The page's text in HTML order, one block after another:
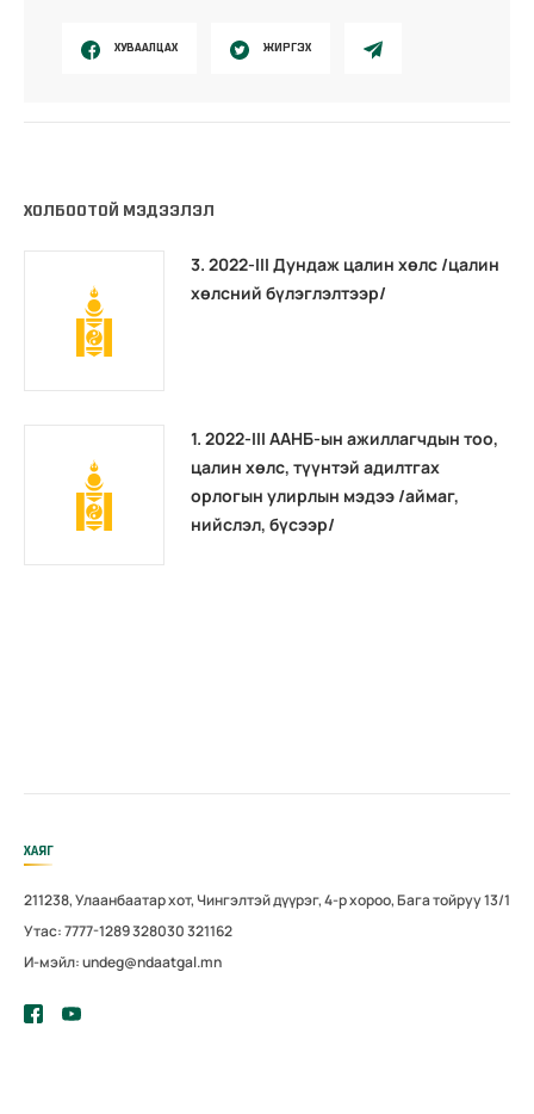
ХУВААЛЦАХ ЖИРГЭХ
ХОЛБООТОЙ МЭДЭЭЛЭЛ
3. 2022-III Дундаж цалин хөлс /цалин
хөлсний бүлэглэлтээр/
1. 2022-III ААНБ-ын ажиллагчдын тоо,
цалин хөлс, түүнтэй адилтгах
орлогын улирлын мэдээ /аймаг,
нийслэл, бүсээр/
ХАЯГ
211238, Улаанбаатар хот, Чингэлтэй дүүрэг, 4-р хороо, Бага тойруу 13/1
Утас: 7777-1289 328030 321162
И-мэйл: undeg@ndaatgal.mn